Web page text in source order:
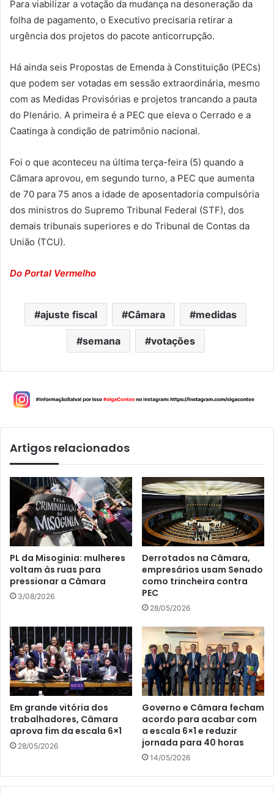
Para viabilizar a votação da mudança na desoneração da
folha de pagamento, o Executivo precisaria retirar a
urgência dos projetos do pacote anticorrupção.
Há ainda seis Propostas de Emenda à Constituição (PECs)
que podem ser votadas em sessão extraordinária, mesmo
com as Medidas Provisórias e projetos trancando a pauta
do Plenário. A primeira é a PEC que eleva o Cerrado e a
Caatinga à condição de patrimônio nacional.
Foi o que aconteceu na última terça-feira (5) quando a
Câmara aprovou, em segundo turno, a PEC que aumenta
de 70 para 75 anos a idade de aposentadoria compulsória
dos ministros do Supremo Tribunal Federal (STF), dos
demais tribunais superiores e do Tribunal de Contas da
União (TCU).
Do Portal Vermelho
ajuste fiscal Câmara medidas
semana votações
Artigos relacionados
PL da Misoginia: mulheres
voltam às ruas para
pressionar a Câmara
3/08/2026
Derrotados na Câmara,
empresários usam Senado
como trincheira contra
PEC
28/05/2026
Em grande vitória dos
trabalhadores, Câmara
aprova fim da escala 6×1
28/05/2026
Governo e Câmara fecham
acordo para acabar com
a escala 6×1 e reduzir
jornada para 40 horas
14/05/2026